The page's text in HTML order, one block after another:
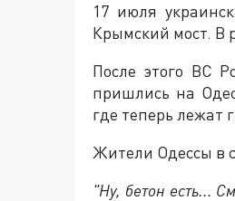
17 июля
Крымский мост. В
После этого ВС
пришлись на
где теперь лежат
Жители Одессы в
"Ну, бетон есть...